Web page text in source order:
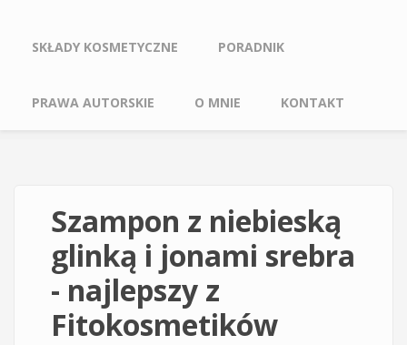
SKŁADY KOSMETYCZNE PORADNIK
PRAWA AUTORSKIE O MNIE KONTAKT
Szampon z niebieską
glinką i jonami srebra
- najlepszy z
Fitokosmetików